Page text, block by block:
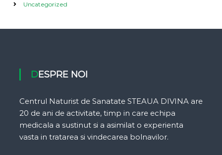
Uncategorized
DESPRE NOI
Centrul Naturist de Sanatate STEAUA DIVINA are
20 de ani de activitate, timp in care echipa
medicala a sustinut si a asimilat o experienta
vasta in tratarea si vindecarea bolnavilor.